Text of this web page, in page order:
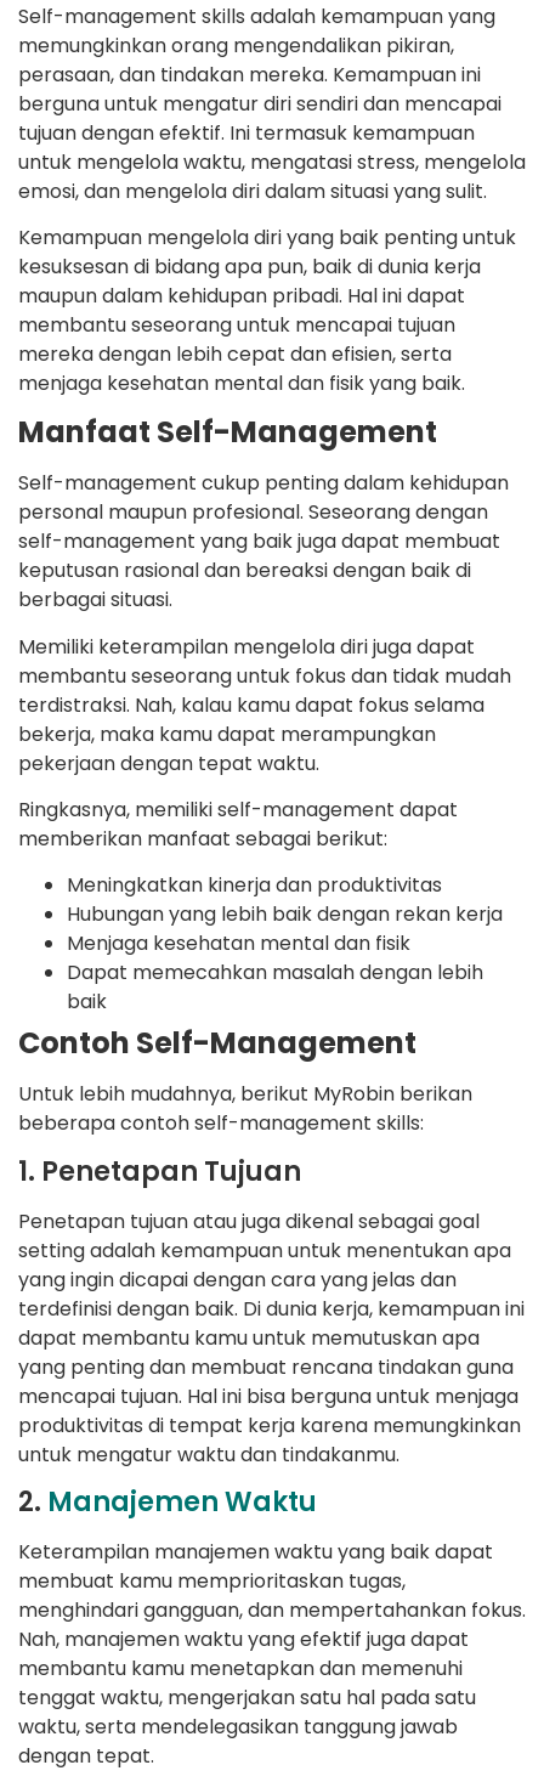
Self-management skills adalah kemampuan yang
memungkinkan orang mengendalikan pikiran,
perasaan, dan tindakan mereka. Kemampuan ini
berguna untuk mengatur diri sendiri dan mencapai
tujuan dengan efektif. Ini termasuk kemampuan
untuk mengelola waktu, mengatasi stress, mengelola
emosi, dan mengelola diri dalam situasi yang sulit.
Kemampuan mengelola diri yang baik penting untuk
kesuksesan di bidang apa pun, baik di dunia kerja
maupun dalam kehidupan pribadi. Hal ini dapat
membantu seseorang untuk mencapai tujuan
mereka dengan lebih cepat dan efisien, serta
menjaga kesehatan mental dan fisik yang baik.
Manfaat Self-Management
Self-management cukup penting dalam kehidupan
personal maupun profesional. Seseorang dengan
self-management yang baik juga dapat membuat
keputusan rasional dan bereaksi dengan baik di
berbagai situasi.
Memiliki keterampilan mengelola diri juga dapat
membantu seseorang untuk fokus dan tidak mudah
terdistraksi. Nah, kalau kamu dapat fokus selama
bekerja, maka kamu dapat merampungkan
pekerjaan dengan tepat waktu.
Ringkasnya, memiliki self-management dapat
memberikan manfaat sebagai berikut:
Meningkatkan kinerja dan produktivitas
Hubungan yang lebih baik dengan rekan kerja
Menjaga kesehatan mental dan fisik
Dapat memecahkan masalah dengan lebih
baik
Contoh Self-Management
Untuk lebih mudahnya, berikut MyRobin berikan
beberapa contoh self-management skills:
1. Penetapan Tujuan
Penetapan tujuan atau juga dikenal sebagai goal
setting adalah kemampuan untuk menentukan apa
yang ingin dicapai dengan cara yang jelas dan
terdefinisi dengan baik. Di dunia kerja, kemampuan ini
dapat membantu kamu untuk memutuskan apa
yang penting dan membuat rencana tindakan guna
mencapai tujuan. Hal ini bisa berguna untuk menjaga
produktivitas di tempat kerja karena memungkinkan
untuk mengatur waktu dan tindakanmu.
2. Manajemen Waktu
Keterampilan manajemen waktu yang baik dapat
membuat kamu memprioritaskan tugas,
menghindari gangguan, dan mempertahankan fokus.
Nah, manajemen waktu yang efektif juga dapat
membantu kamu menetapkan dan memenuhi
tenggat waktu, mengerjakan satu hal pada satu
waktu, serta mendelegasikan tanggung jawab
dengan tepat.